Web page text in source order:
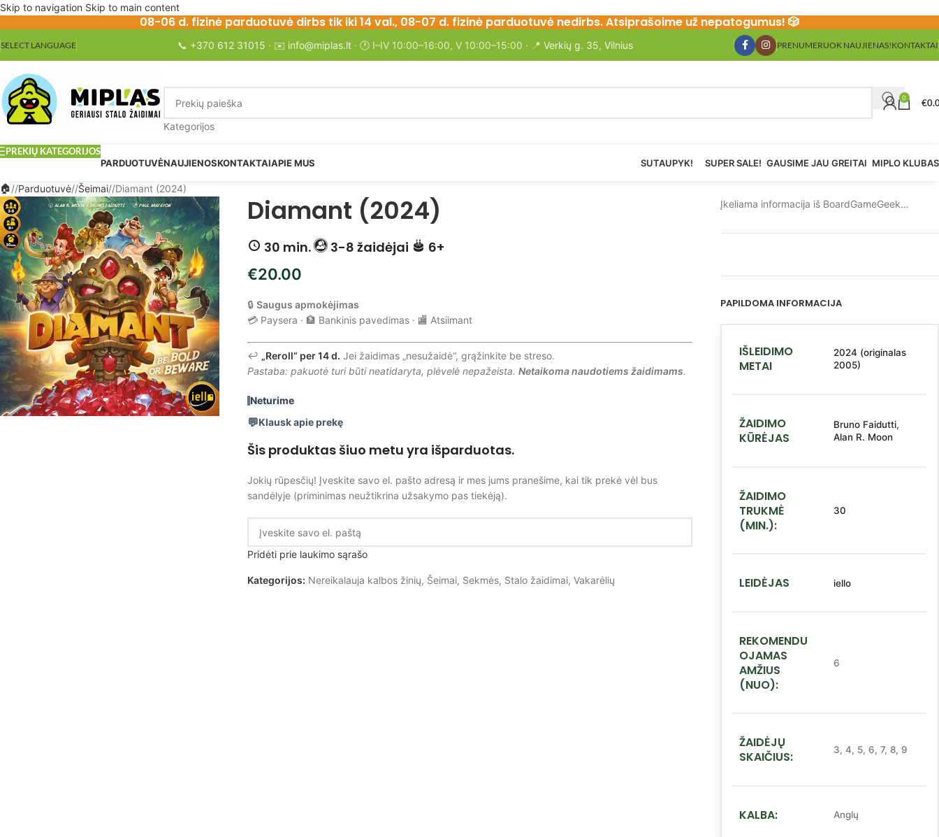
Skip to navigation Skip to main content
08-06 d. fizinė parduotuvė dirbs tik iki 14 val., 08-07 d. fizinė parduotuvė nedirbs. Atsiprašoime už nepatogumus! 🎲
SELECT LANGUAGE 📞 +370 612 31015 · ✉️ info@miplas.lt · 🕐 I–IV 10:00–16:00, V 10:00–15:00 · 📍 Verkių g. 35, Vilnius PRENUMERUOK NAUJIENAS!KONTAKTAI
Kategorijos
0 €
PREKIŲ KATEGORIJOS
PARDUOTUVĖNAUJIENOSKONTAKTAIAPIE MUS SUTAUPYK! SUPER SALE! GAUSIME JAU GREITAI MIPLO KLUBAS
/ Parduotuvė/ Šeimai/ Diamant (2024)
Diamant (2024)
30 min. 3-8 žaidėjai 6+
€20.00
🔒 Saugus apmokėjimas
💳 Paysera · 🏦 Bankinis pavedimas · 🏬 Atsiimant
↩️ „Reroll“ per 14 d. Jei žaidimas „nesužaidė“, grąžinkite be streso.
Pastaba: pakuotė turi būti neatidaryta, plėvelė nepažeista. Netaikoma naudotiems žaidimams.
Neturime
Klausk apie prekę
Šis produktas šiuo metu yra išparduotas.
Jokių rūpesčių! Įveskite savo el. pašto adresą ir mes jums pranešime, kai tik prekė vėl bus
sandėlyje (priminimas neužtikrina užsakymo pas tiekėją).
Pridėti prie laukimo sąrašo
Kategorijos: Nereikalauja kalbos žinių, Šeimai, Sekmės, Stalo žaidimai, Vakarėlių
Įkeliama informacija iš BoardGameGeek…
PAPILDOMA INFORMACIJA
IŠLEIDIMO
METAI
2024 (originalas
2005)
ŽAIDIMO
KŪRĖJAS
Bruno Faidutti,
Alan R. Moon
ŽAIDIMO
TRUKMĖ
(MIN.):
30
LEIDĖJAS iello
REKOMENDU
OJAMAS
AMŽIUS
(NUO):
6
ŽAIDĖJŲ
SKAIČIUS:
3,4, 5,6,7,8, 9
KALBA: Anglų